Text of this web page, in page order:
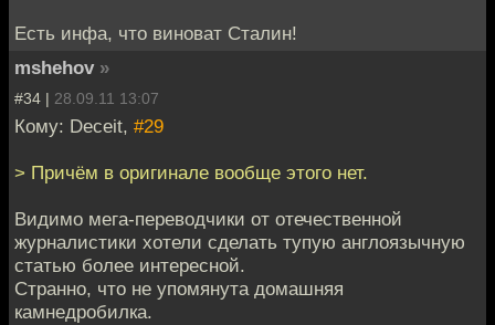
Есть инфа, что виноват Сталин!
mshehov »
#34 | 28.09.11 13:07
Кому: Deceit, #29
> Причём в оригинале вообще этого нет.
Видимо мега-переводчики от отечественной
журналистики хотели сделать тупую англоязычную
статью более интересной.
Странно, что не упомянута домашняя
камнедробилка.